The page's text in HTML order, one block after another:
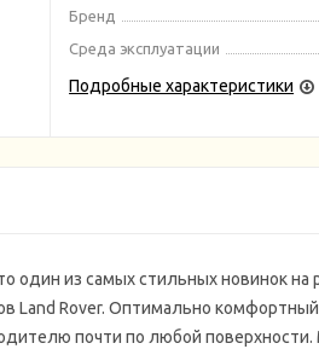
Бренд
Среда эксплуатации
Подробные характеристики
один из самых стильных новинок
Rover. Оптимально
почти по любой поверхности.